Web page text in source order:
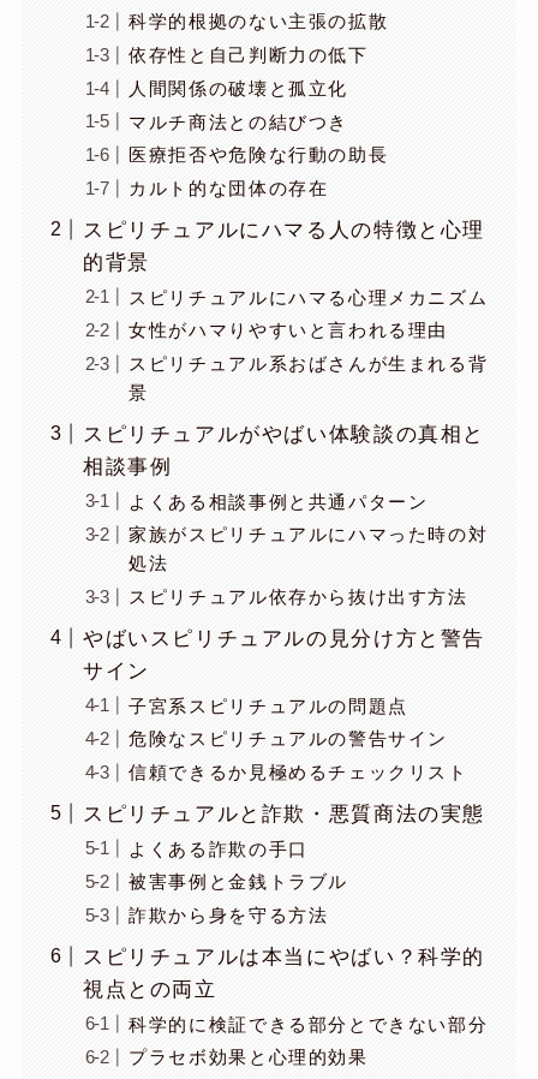
科学的根拠のない主張の拡散
依存性と自己判断力の低下
人間関係の破壊と孤立化
マルチ商法との結びつき
医療拒否や危険な行動の助長
カルト的な団体の存在
スピリチュアルにハマる人の特徴と心理
的背景
スピリチュアルにハマる心理メカニズム
女性がハマりやすいと言われる理由
スピリチュアル系おばさんが生まれる背
景
スピリチュアルがやばい体験談の真相と
相談事例
よくある相談事例と共通パターン
家族がスピリチュアルにハマった時の対
処法
スピリチュアル依存から抜け出す方法
やばいスピリチュアルの見分け方と警告
サイン
子宮系スピリチュアルの問題点
危険なスピリチュアルの警告サイン
信頼できるか見極めるチェックリスト
スピリチュアルと詐欺・悪質商法の実態
よくある詐欺の手口
被害事例と金銭トラブル
詐欺から身を守る方法
スピリチュアルは本当にやばい？科学的
視点との両立
科学的に検証できる部分とできない部分
プラセボ効果と心理的効果